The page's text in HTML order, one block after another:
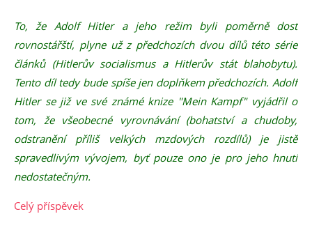
To, že Adolf Hitler a jeho režim byli poměrně dost
rovnostářští, plyne už z předchozích dvou dílů této série
článků (Hitlerův socialismus a Hitlerův stát blahobytu).
Tento díl tedy bude spíše jen doplňkem předchozích. Adolf
Hitler se již ve své známé knize "Mein Kampf" vyjádřil o
tom, že všeobecné vyrovnávání (bohatství a chudoby,
odstranění příliš velkých mzdových rozdílů) je jistě
spravedlivým vývojem, byť pouze ono je pro jeho hnutí
nedostatečným.
Celý příspěvek